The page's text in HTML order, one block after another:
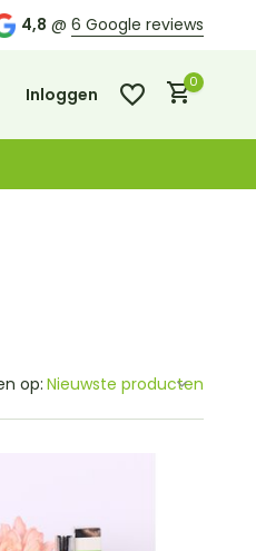
4,8 @ 6 Google reviews
Inloggen
0
op: